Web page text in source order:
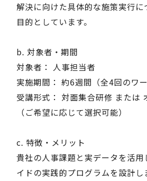
解決に向けた具体的な施策実行に
目的としています。
b. 対象者・期間
対象者： 人事担当者
実施期間： 約6週間（全4回のワー
受講形式： 対面集合研修 または
（ご希望に応じて選択可能）
c. 特徴・メリット
貴社の人事課題と実データを活用
イドの実践的プログラムを設計し